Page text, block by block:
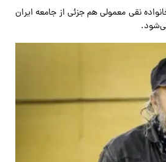
نقی معمولی هم جزئی از جامعه ایران